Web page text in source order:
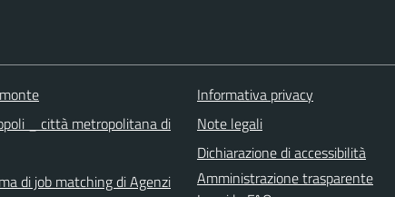
_ città metropolitana di
di job matching di Agenzi
Informativa privacy
Note legali
Dichiarazione di accessibilità
Amministrazione trasparente